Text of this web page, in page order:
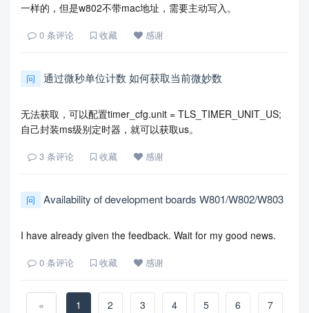
一样的，但是w802不带mac地址，需要主动写入。
0 条评论 收藏 感谢
问 通过微秒单位计数 如何获取当前微妙数
无法获取，可以配置timer_cfg.unit = TLS_TIMER_UNIT_US;
自己封装ms级别定时器，就可以获取us。
3 条评论 收藏 感谢
问 Availability of development boards W801/W802/W803
I have already given the feedback. Wait for my good news.
0 条评论 收藏 感谢
« 1 2 3 4 5 6
7